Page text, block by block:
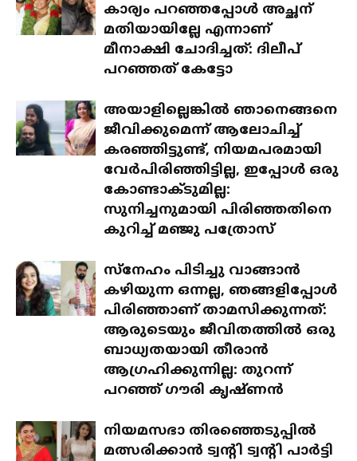
കാര്യം പറഞ്ഞപ്പോൾ അച്ഛന്
മതിയായില്ലേ എന്നാണ്
മീനാക്ഷി ചോദിച്ചത്: ദിലീപ്
പറഞ്ഞത് കേട്ടോ
അയാളില്ലെങ്കിൽ ഞാനെങ്ങനെ
ജീവിക്കുമെന്ന് ആലോചിച്ച്
കരഞ്ഞിട്ടുണ്ട്, നിയമപരമായി
വേർപിരിഞ്ഞിട്ടില്ല, ഇപ്പോൾ ഒരു
കോണ്ടാക്ടുമില്ല:
സുനിച്ചനുമായി പിരിഞ്ഞതിനെ
കുറിച്ച് മഞ്ജു പത്രോസ്
സ്‌നേഹം പിടിച്ചു വാങ്ങാൻ
കഴിയുന്ന ഒന്നല്ല, ഞങ്ങളിപ്പോൾ
പിരിഞ്ഞാണ് താമസിക്കുന്നത്:
ആരുടെയും ജീവിതത്തിൽ ഒരു
ബാധ്യതയായി തീരാൻ
ആഗ്രഹിക്കുന്നില്ല: തുറന്ന്
പറഞ്ഞ് ഗൗരി കൃഷ്ണൻ
നിയമസഭാ തിരഞ്ഞെടുപ്പിൽ
മത്സരിക്കാൻ ട്വന്റി ട്വന്റി പാർട്ടി